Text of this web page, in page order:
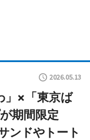
2026.05.13
」×「東京ば
期間限定
ンドやトート